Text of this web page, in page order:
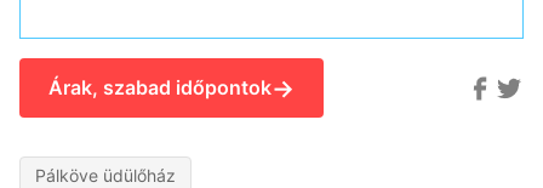
Árak, szabad időpontok→
Pálköve üdülőház